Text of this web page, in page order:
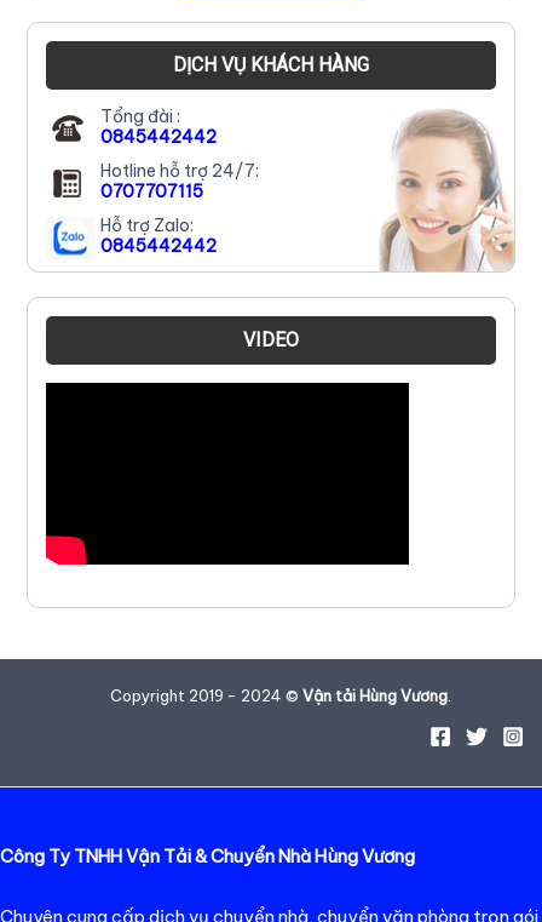
DỊCH VỤ KHÁCH HÀNG
Tổng đài :
0845442442
Hotline hỗ trợ 24/7:
0707707115
Hỗ trợ Zalo:
0845442442
VIDEO
Copyright 2019 - 2024 © Vận tải Hùng Vương.
Công Ty TNHH Vận Tải & Chuyển Nhà Hùng Vương
Chuyên cung cấp dịch vụ chuyển nhà, chuyển văn phòng trọn gói